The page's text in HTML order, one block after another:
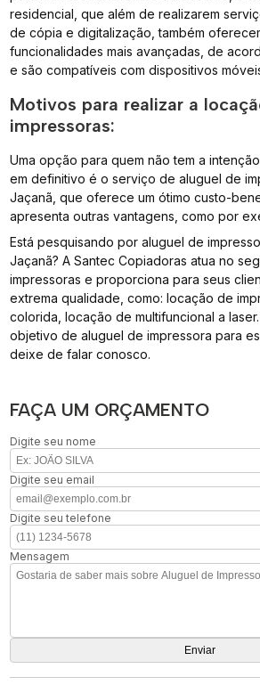
residencial, que além de realizarem
de cópia e digitalização, também
funcionalidades mais avançadas, de
e são compatíveis com dispositivos
Motivos para realizar a
impressoras:
Uma opção para quem não tem a
em definitivo é o serviço de aluguel de
Jaçanã, que oferece um ótimo custo-
apresenta outras vantagens, como por
Está pesquisando por aluguel de
Jaçanã? A Santec Copiadoras atua no
impressoras e proporciona para seus
extrema qualidade, como: locação de
colorida, locação de multifuncional a
objetivo de aluguel de impressora para
deixe de falar conosco.
FAÇA UM ORÇAMENTO
Digite seu nome
Digite seu email
Digite seu telefone
Mensagem